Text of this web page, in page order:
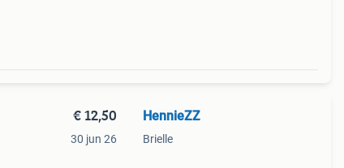
€ 12,50
30 jun 26
HennieZZ
Brielle